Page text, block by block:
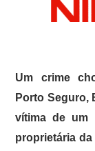
Um crime
Porto Seguro,
vítima de um
proprietária